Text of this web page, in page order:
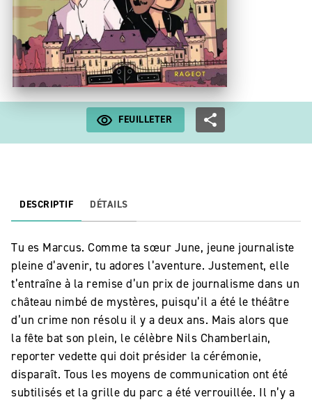
FEUILLETER
DESCRIPTIF DÉTAILS
Tu es Marcus. Comme ta sœur June, jeune journaliste
pleine d’avenir, tu adores l’aventure. Justement, elle
t’entraîne à la remise d’un prix de journalisme dans un
château nimbé de mystères, puisqu’il a été le théâtre
d’un crime non résolu il y a deux ans. Mais alors que
la fête bat son plein, le célèbre Nils Chamberlain,
reporter vedette qui doit présider la cérémonie,
disparaît. Tous les moyens de communication ont été
subtilisés et la grille du parc a été verrouillée. Il n’y a